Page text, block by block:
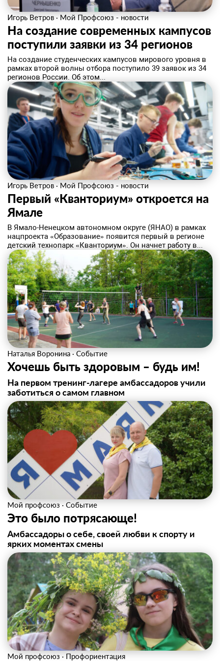
Игорь Ветров · Мой Профсоюз - новости
На создание современных кампусов
поступили заявки из 34 регионов
На создание студенческих кампусов мирового уровня в
рамках второй волны отбора поступило 39 заявок из 34
регионов России. Об этом...
Игорь Ветров · Мой Профсоюз - новости
Первый «Кванториум» откроется на
Ямале
В Ямало-Ненецком автономном округе (ЯНАО) в рамках
нацпроекта «Образование» появится первый в регионе
детский технопарк «Кванториум». Он начнет работу в...
Наталья Воронина · Событие
Хочешь быть здоровым – будь им!
На первом тренинг-лагере амбассадоров учили
заботиться о самом главном
Мой профсоюз · Событие
Это было потрясающе!
Амбассадоры о себе, своей любви к спорту и
ярких моментах смены
Мой профсоюз · Профориентация